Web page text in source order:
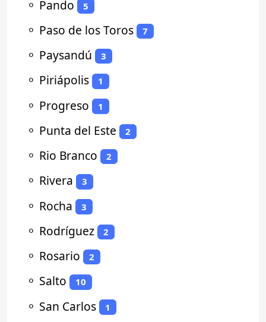
⚬ Pando 5
⚬ Paso de los Toros 7
⚬ Paysandú 3
⚬ Piriápolis 1
⚬ Progreso 1
⚬ Punta del Este 2
⚬ Rio Branco 2
⚬ Rivera 3
⚬ Rocha 3
⚬ Rodríguez 2
⚬ Rosario 2
⚬ Salto 10
⚬ San Carlos 1